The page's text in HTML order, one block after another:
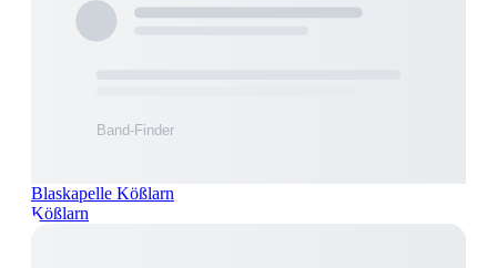
Blaskapelle Kößlarn
Kößlarn